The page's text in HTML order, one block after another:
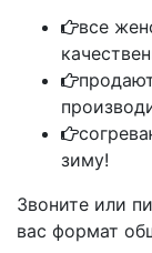
все
зиму!
Звоните или
вас формат